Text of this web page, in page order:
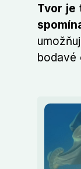
Tvor je
bodavé